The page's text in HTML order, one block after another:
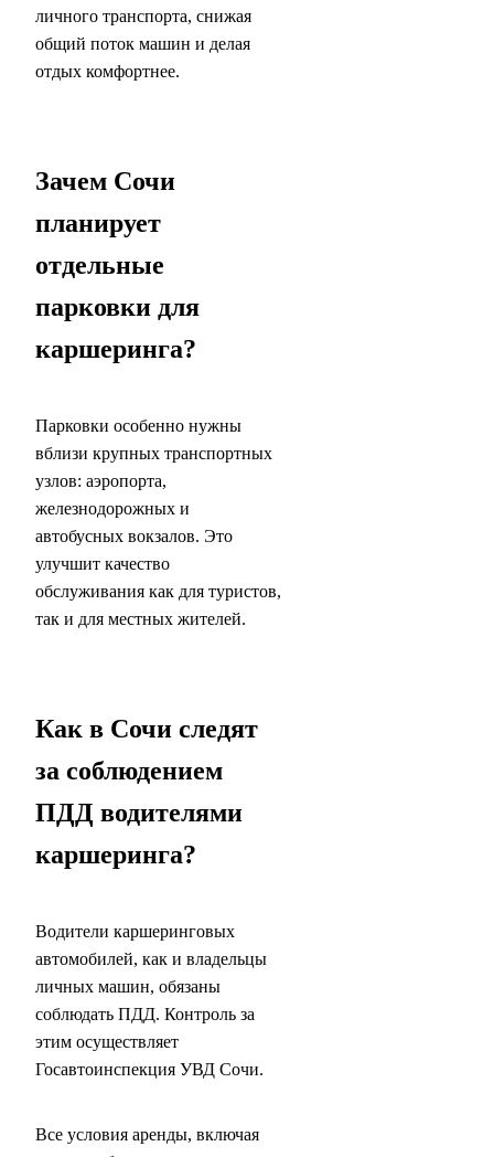
личного транспорта, снижая
общий поток машин и делая
отдых комфортнее.
Зачем Сочи
планирует
отдельные
парковки для
каршеринга?
Парковки особенно нужны
вблизи крупных транспортных
узлов: аэропорта,
железнодорожных и
автобусных вокзалов. Это
улучшит качество
обслуживания как для туристов,
так и для местных жителей.
Как в Сочи следят
за соблюдением
ПДД водителями
каршеринга?
Водители каршеринговых
автомобилей, как и владельцы
личных машин, обязаны
соблюдать ПДД. Контроль за
этим осуществляет
Госавтоинспекция УВД Сочи.
Все условия аренды, включая